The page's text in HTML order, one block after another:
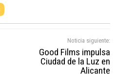
Noticia siguiente:
Good Films impulsa
Ciudad de la Luz en
Alicante